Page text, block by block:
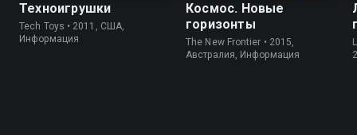
Техноигрушки
Tech Toys • 2011, США,
Информация
Космос. Новые
горизонты
The New Frontier • 2015,
Австралия, Информация